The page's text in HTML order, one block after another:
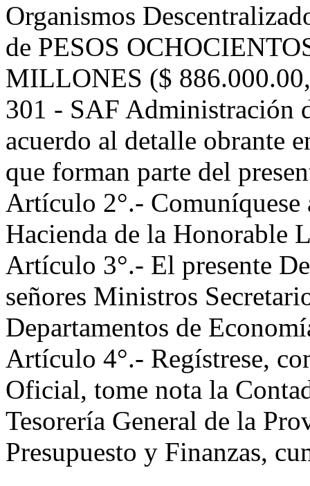
Organismos
de PESOS
MILLONES ($
301 - SAF Administración
acuerdo al detalle obrante
que forman parte del
Artículo 2°.- Comuníquese
Hacienda de la Honorable
Artículo 3°.- El presente
señores Ministros
Departamentos de
Artículo 4°.- Regístrese,
Oficial, tome nota la
Tesorería General de la
Presupuesto y Finanzas,